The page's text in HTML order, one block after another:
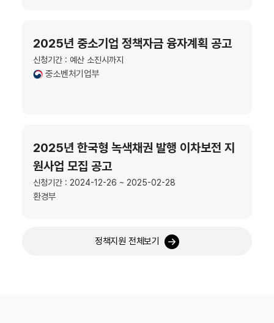
2025년 중소기업 정책자금 융자계획 공고
신청기간 : 예산 소진시까지
중소벤처기업부
2025년 한국형 녹색채권 발행 이차보전 지
원사업 모집 공고
신청기간 : 2024-12-26 ~ 2025-02-28
환경부
정책지원 전체보기